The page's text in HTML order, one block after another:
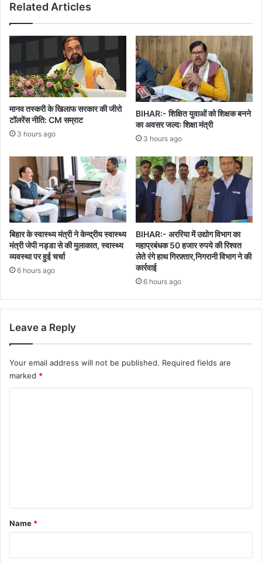
निरंजन
शिक्षकों
बच्चों
को
बनाता
है
महान
Related Articles
मानव तस्करी के खिलाफ सरकार की जीरो
टॉलरेंस नीति: CM सम्राट
3 hours ago
BIHAR:- शिक्षित युवाओं को शिक्षक बनने
का अवसर जल्दः शिक्षा मंत्री
3 hours ago
बिहार के स्वास्थ्य मंत्री ने केन्द्रीय स्वास्थ्य
मंत्री जेपी नड्डा से की मुलाकात, स्वास्थ्य
व्यवस्था पर हुई चर्चा
6 hours ago
BIHAR:- अररिया में उद्योग विभाग का
महाप्रबंधक 50 हजार रुपये की रिश्वत
लेते रंगे हाथ गिरफ़्तार,निगरानी विभाग ने की
कार्रवाई
6 hours ago
Leave a Reply
Your email address will not be published. Required fields are
marked *
*
Name *